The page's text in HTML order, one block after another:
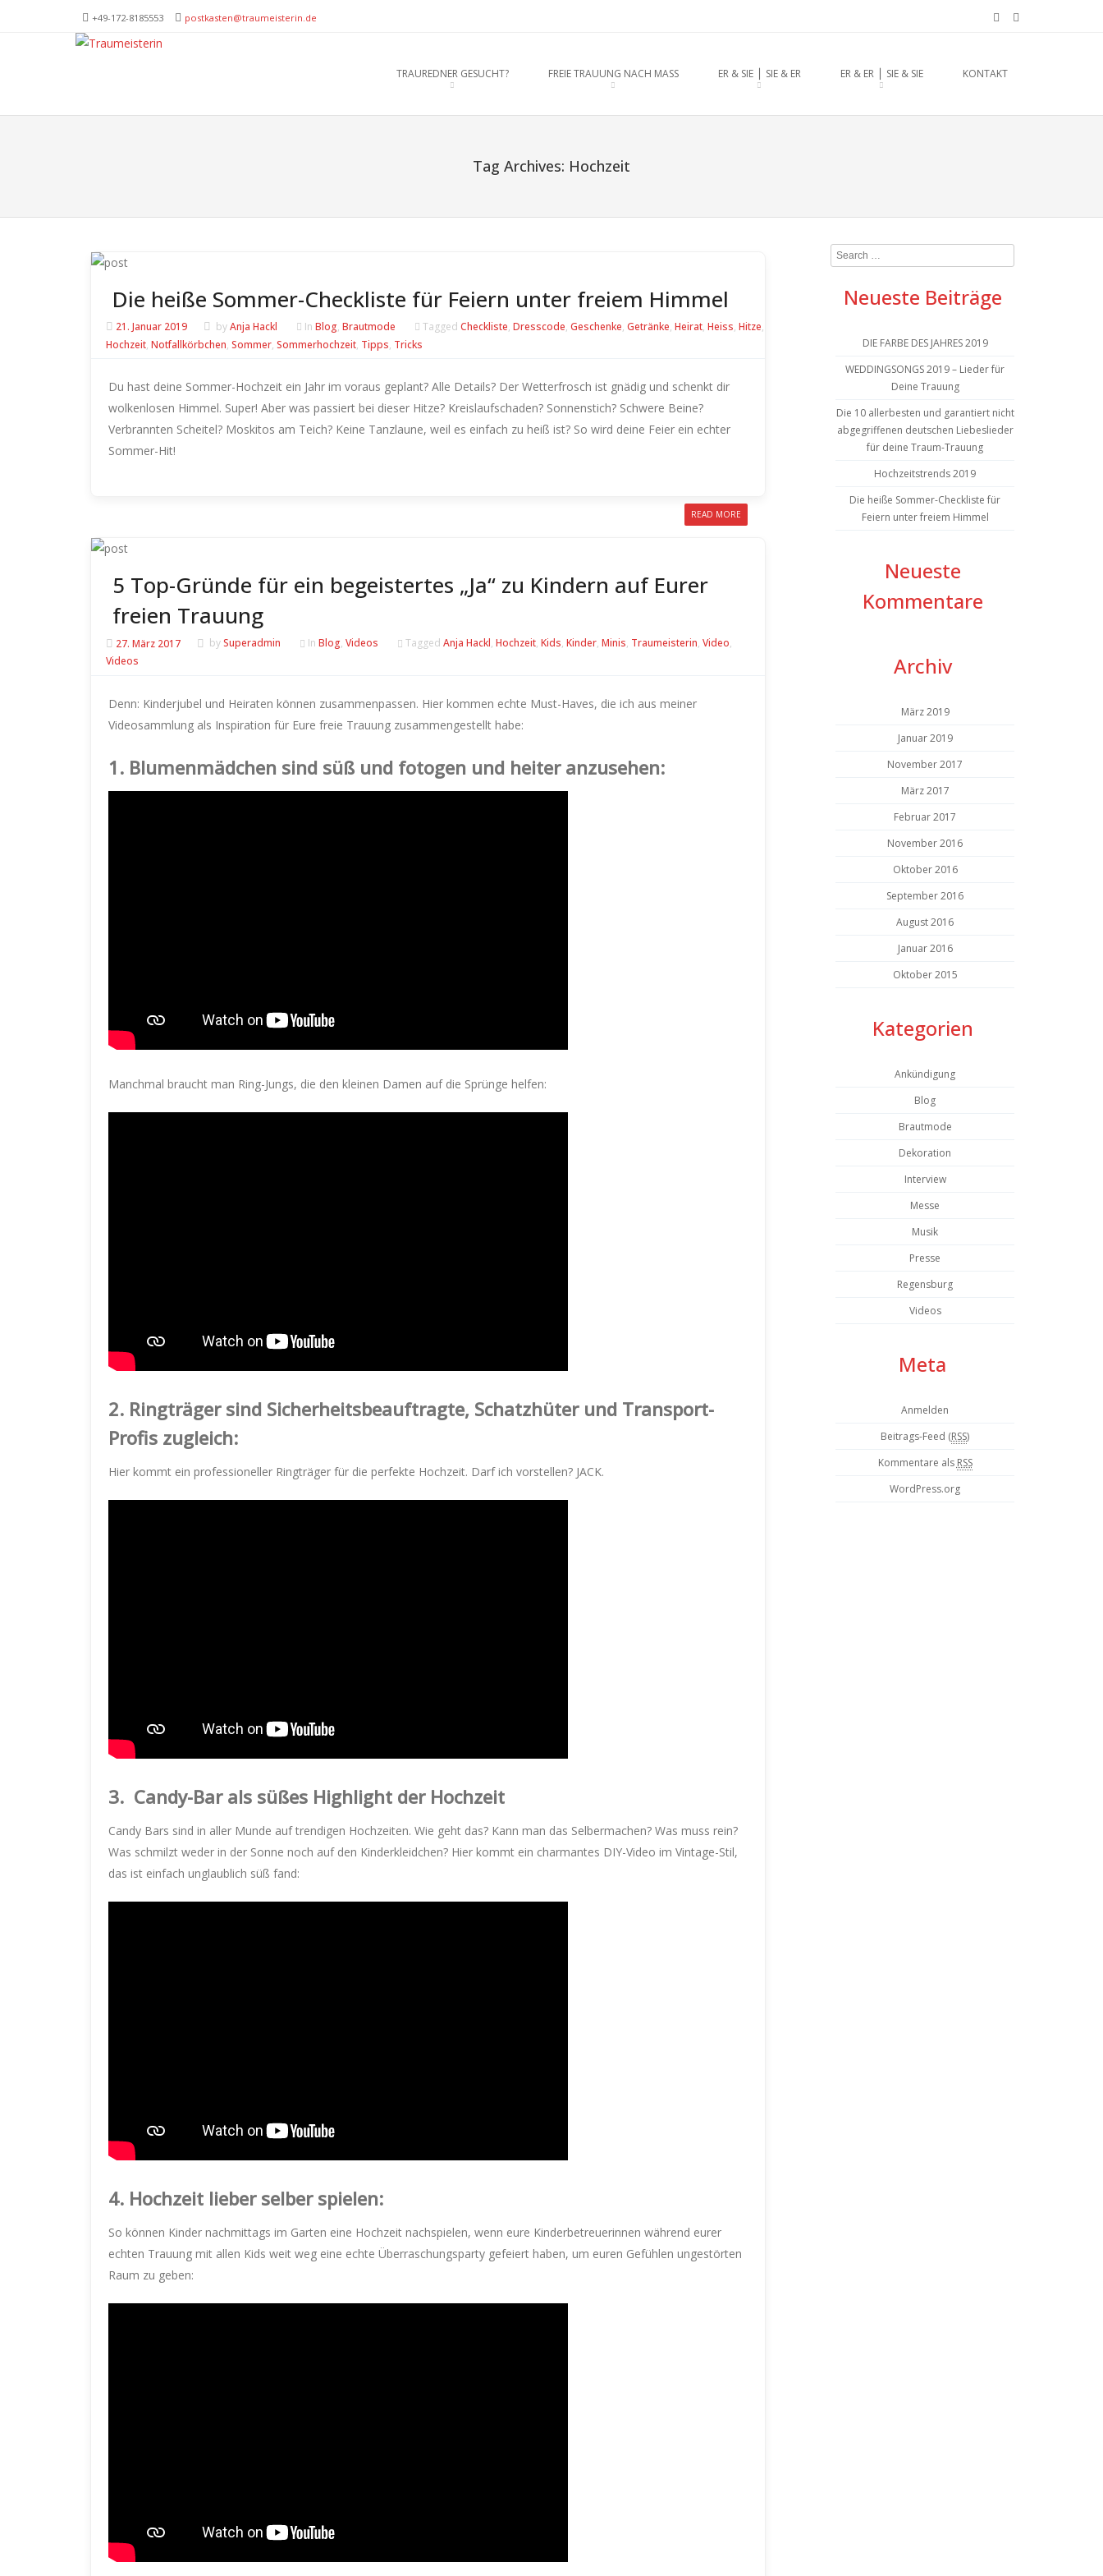
+49-172-­8185553 postkasten@traumeisterin.de
Traurednerein München, Anja Hackl. Hochzeitsrednerin aus
SKIP TO CONTENTTRAUREDNER GESUCHT? FREIE TRAUUNG NACH MASS ER & SIE ⎪ SIE & ER ER & ER ⎪ SIE & SIE KONTAKT
Tag Archives: Hochzeit
Die heiße Sommer-Checkliste für Feiern unter freiem Himmel
21. Januar 2019 byAnja Hackl In Blog, Brautmode Tagged Checkliste, Dresscode, Geschenke, Getränke, Heirat, Heiss, Hitze,
Hochzeit, Notfallkörbchen, Sommer, Sommerhochzeit, Tipps, Tricks
Du hast deine Sommer-Hochzeit ein Jahr im voraus geplant? Alle Details? Der Wetterfrosch ist gnädig und schenkt dir
wolkenlosen Himmel. Super! Aber was passiert bei dieser Hitze? Kreislaufschaden? Sonnenstich? Schwere Beine?
Verbrannten Scheitel? Moskitos am Teich? Keine Tanzlaune, weil es einfach zu heiß ist? So wird deine Feier ein echter
Sommer-Hit!
READ MORE
5 Top-Gründe für ein begeistertes „Ja“ zu Kindern auf Eurer
freien Trauung
27. März 2017 bySuperadmin In Blog, Videos Tagged Anja Hackl, Hochzeit, Kids, Kinder, Minis, Traumeisterin, Video,
Videos
Denn: Kinderjubel und Heiraten können zusammenpassen. Hier kommen echte Must-Haves, die ich aus meiner
Videosammlung als Inspiration für Eure freie Trauung zusammengestellt habe:
1. Blumenmädchen sind süß und fotogen und heiter anzusehen:
Manchmal braucht man Ring-Jungs, die den kleinen Damen auf die Sprünge helfen:
2. Ringträger sind Sicherheitsbeauftragte, Schatzhüter und Transport-
Profis zugleich:
Hier kommt ein professioneller Ringträger für die perfekte Hochzeit. Darf ich vorstellen? JACK.
3. Candy-Bar als süßes Highlight der Hochzeit
Candy Bars sind in aller Munde auf trendigen Hochzeiten. Wie geht das? Kann man das Selbermachen? Was muss rein?
Was schmilzt weder in der Sonne noch auf den Kinderkleidchen? Hier kommt ein charmantes DIY-Video im Vintage-Stil,
das ist einfach unglaublich süß fand:
4. Hochzeit lieber selber spielen:
So können Kinder nachmittags im Garten eine Hochzeit nachspielen, wenn eure Kinderbetreuerinnen während eurer
echten Trauung mit allen Kids weit weg eine echte Überraschungsparty gefeiert haben, um euren Gefühlen ungestörten
Raum zu geben:
Search
Neueste Beiträge
DIE FARBE DES JAHRES 2019
WEDDINGSONGS 2019 – Lieder für
Deine Trauung
Die 10 allerbesten und garantiert nicht
abgegriffenen deutschen Liebeslieder
für deine Traum-Trauung
Hochzeitstrends 2019
Die heiße Sommer-Checkliste für
Feiern unter freiem Himmel
Neueste
Kommentare
Archiv
März 2019
Januar 2019
November 2017
März 2017
Februar 2017
November 2016
Oktober 2016
September 2016
August 2016
Januar 2016
Oktober 2015
Kategorien
Ankündigung
Blog
Brautmode
Dekoration
Interview
Messe
Musik
Presse
Regensburg
Videos
Meta
Anmelden
Beitrags-Feed (RSS)
Kommentare als RSS
WordPress.org